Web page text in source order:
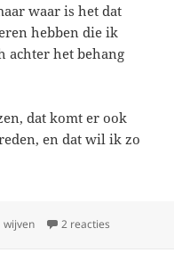
waar is het dat
hebben die ik
achter het behang
dat komt er ook
en dat wil ik zo
Tags
wijven 2 reacties